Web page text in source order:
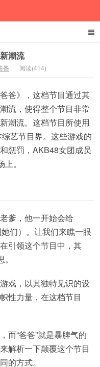
潮流
爸 阅读(414)
爸》，这档节目通过其
流，使得整个节目非常
潮流。这档节目所使用
综艺节目界。这些游戏的
惩罚，AKB48女团成员
。
爹，他一开始会给
们）。让我们来瞧一眼
引领这个节目中，其
戏，以其独特见识的设
性力量，在这档节目
而“爸爸”就是暴脾气的
解析一下颠覆这个节目
的方式。